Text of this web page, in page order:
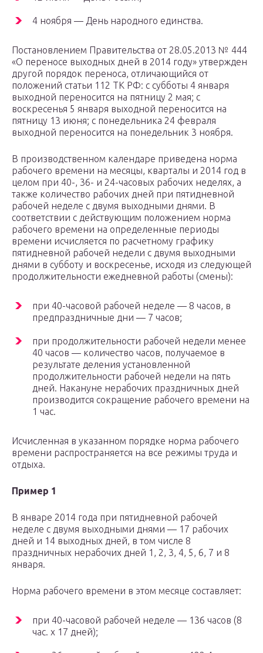
4 ноября — День народного единства.
Постановлением Правительства от 28.05.2013 № 444
«О переносе выходных дней в 2014 году» утвержден
другой порядок переноса, отличающийся от
положений статьи 112 ТК РФ: с субботы 4 января
выходной переносится на пятницу 2 мая; с
воскресенья 5 января выходной переносится на
пятницу 13 июня; с понедельника 24 февраля
выходной переносится на понедельник 3 ноября.
В производственном календаре приведена норма
рабочего времени на месяцы, кварталы и 2014 год в
целом при 40-, 36- и 24-часовых рабочих неделях, а
также количество рабочих дней при пятидневной
рабочей неделе с двумя выходными днями. В
соответствии с действующим положением норма
рабочего времени на определенные периоды
времени исчисляется по расчетному графику
пятидневной рабочей недели с двумя выходными
днями в субботу и воскресенье, исходя из следующей
продолжительности ежедневной работы (смены):
при 40-часовой рабочей неделе — 8 часов, в
предпраздничные дни — 7 часов;
при продолжительности рабочей недели менее
40 часов — количество часов, получаемое в
результате деления установленной
продолжительности рабочей недели на пять
дней. Накануне нерабочих праздничных дней
производится сокращение рабочего времени на
1 час.
Исчисленная в указанном порядке норма рабочего
времени распространяется на все режимы труда и
отдыха.
Пример 1
В январе 2014 года при пятидневной рабочей
неделе с двумя выходными днями — 17 рабочих
дней и 14 выходных дней, в том числе 8
праздничных нерабочих дней 1, 2, 3, 4, 5, 6, 7 и 8
января.
Норма рабочего времени в этом месяце составляет:
при 40-часовой рабочей неделе — 136 часов (8
час. x 17 дней);